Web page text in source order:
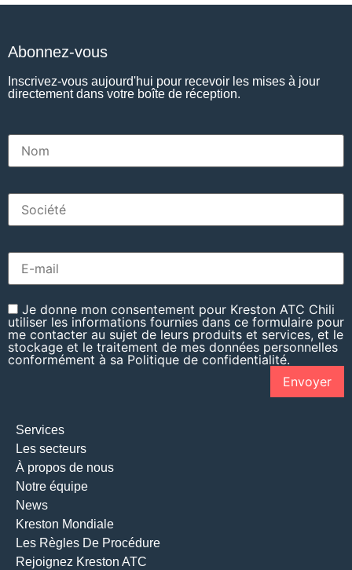
Services
Les secteurs
À propos de nous
Notre équipe
News
Kreston Mondiale
Les Règles De Procédure
Rejoignez Kreston ATC
Abonnez-vous
Inscrivez-vous aujourd'hui pour recevoir les mises à jour
directement dans votre boîte de réception.
Je donne mon consentement pour Kreston ATC Chili
utiliser les informations fournies dans ce formulaire pour
me contacter au sujet de leurs produits et services, et le
stockage et le traitement de mes données personnelles
conformément à sa Politique de confidentialité.